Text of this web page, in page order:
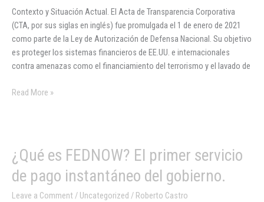
Contexto y Situación Actual. El Acta de Transparencia Corporativa
(CTA, por sus siglas en inglés) fue promulgada el 1 de enero de 2021
como parte de la Ley de Autorización de Defensa Nacional. Su objetivo
es proteger los sistemas financieros de EE.UU. e internacionales
contra amenazas como el financiamiento del terrorismo y el lavado de
de
Propietarios
Beneficiarios
(BOI
Report).
Read More »
¿Qué es FEDNOW? El primer servicio
de pago instantáneo del gobierno.
Leave a Comment / Uncategorized / Roberto Castro
¿Qué
es
FEDNOW?
El